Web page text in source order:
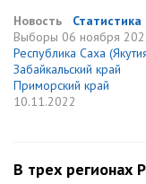
Новость
Статистика
Выборы 06 ноября
Республика Саха
Забайкальский край
Приморский край
10.11.2022
В трех регионах